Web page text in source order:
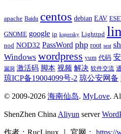
apache Baidu centos debian EAV
GNOME google ip kspersky Lighttpd
nod NOD32 PassWord php root sest
Windows wordpress yum 代码
漏洞 激活码 脚本 视频 解决 软件交流
琼ICP备19004099号-2 琼公安网备
© 2009-2026 海南仙岛. MyLove.
ShenZhen ChinaAliyun server